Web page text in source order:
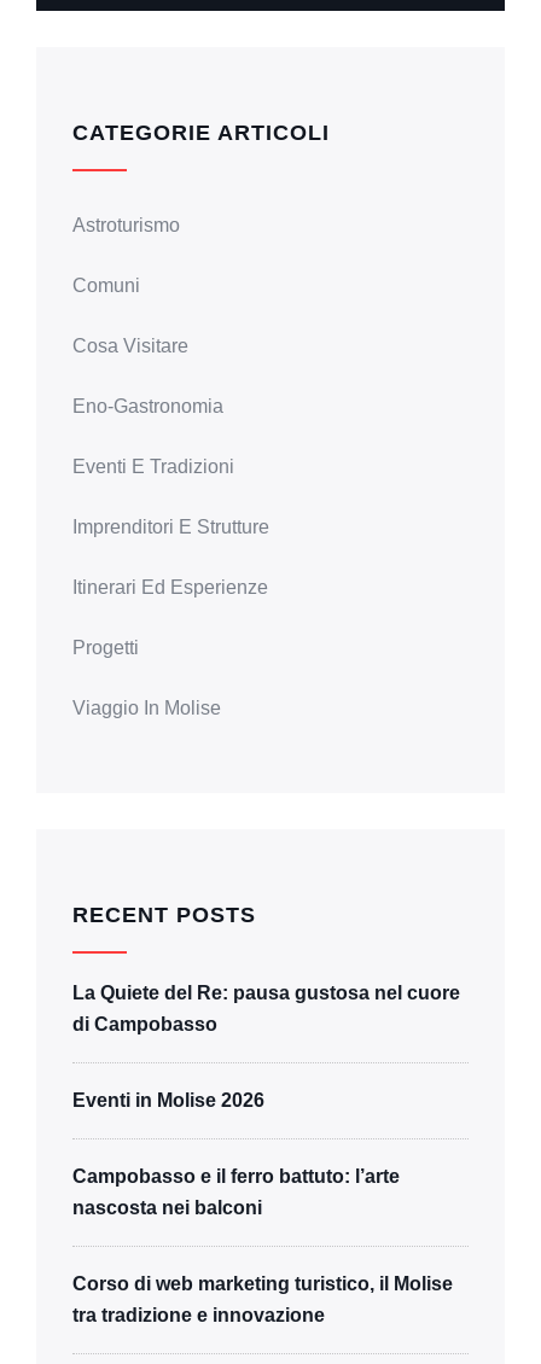
CATEGORIE ARTICOLI
Astroturismo
Comuni
Cosa Visitare
Eno-Gastronomia
Eventi E Tradizioni
Imprenditori E Strutture
Itinerari Ed Esperienze
Progetti
Viaggio In Molise
RECENT POSTS
La Quiete del Re: pausa gustosa nel cuore
di Campobasso
Eventi in Molise 2026
Campobasso e il ferro battuto: l’arte
nascosta nei balconi
Corso di web marketing turistico, il Molise
tra tradizione e innovazione